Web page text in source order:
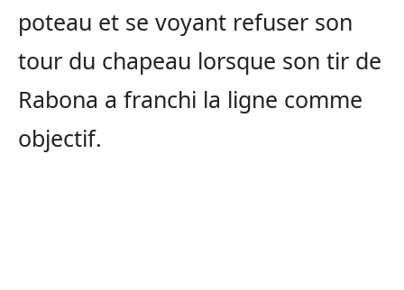
poteau et se voyant refuser son
tour du chapeau lorsque son tir de
Rabona a franchi la ligne comme
objectif.